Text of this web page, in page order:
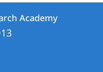
Academy